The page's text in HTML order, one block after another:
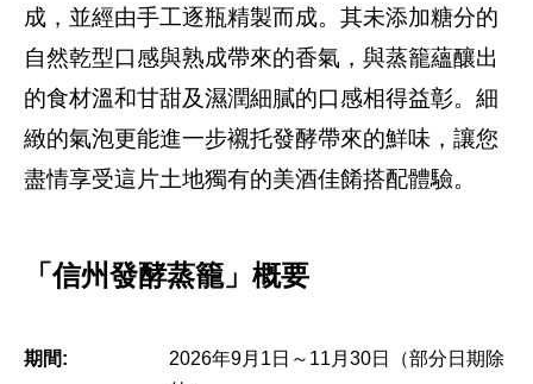
成，並經由手工逐瓶精製而成。其未添加糖分的
自然乾型口感與熟成帶來的香氣，與蒸籠蘊釀出
的食材溫和甘甜及濕潤細膩的口感相得益彰。細
緻的氣泡更能進一步襯托發酵帶來的鮮味，讓您
盡情享受這片土地獨有的美酒佳餚搭配體驗。
「信州發酵蒸籠」概要
期間:
2026年9月1日～11月30日（部分日期除